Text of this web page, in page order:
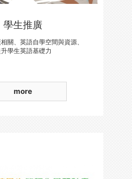
學生推廣
關、英語自學空間與資源、
學生英語基礎力
more